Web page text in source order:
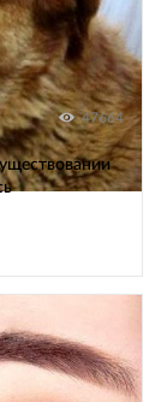
47664